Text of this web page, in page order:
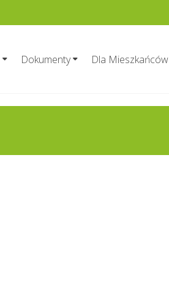
Dokumenty Dla Mieszkańców